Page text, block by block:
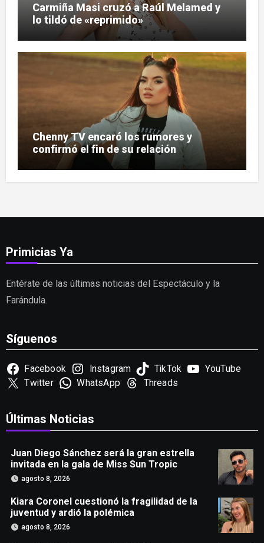
Carmiña Masi cruzó a Raúl Melamed y
lo tildó de «reprimido»
Chenny TV encaró los rumores y
confirmó el fin de su relación
Primicias Ya
Entérate de las últimas noticias del Espectáculo y la
Farándula.
Síguenos
Facebook Instagram TikTok
YouTube
Twitter
WhatsApp Threads
Últimas Noticias
Juan Diego Sánchez será la gran estrella
invitada en la gala de Miss Sun Tropic
agosto 8, 2026
Kiara Coronel cuestionó la fragilidad de la
juventud y ardió la polémica
agosto 8, 2026